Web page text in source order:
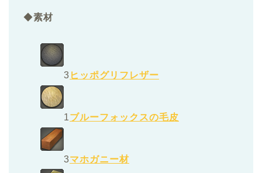
◆素材
3 ヒッポグリフレザー
1ブルーフォックスの毛皮
3マホガニー材